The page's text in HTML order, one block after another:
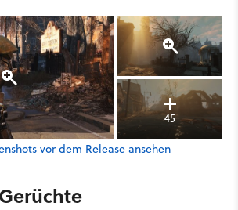
45
vor dem Release ansehen